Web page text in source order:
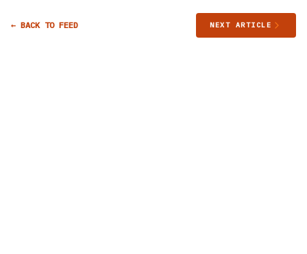
← BACK TO FEED NEXT ARTICLE